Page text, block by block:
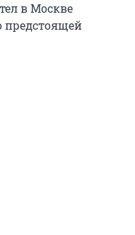
в Москве
предстоящей